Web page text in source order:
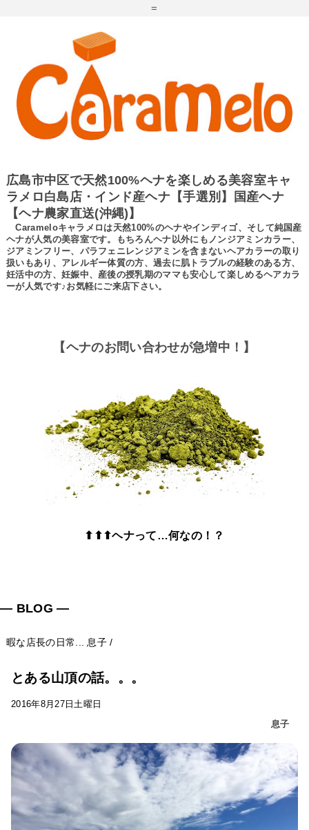
=
広島市中区で天然100%ヘナを楽しめる美容室キャ
ラメロ白島店・インド産ヘナ【手選別】国産ヘナ
【ヘナ農家直送(沖縄)】
Carameloキャラメロは天然100%のヘナやインディゴ、そして純国産
ヘナが人気の美容室です。もちろんヘナ以外にもノンジアミンカラー、
ジアミンフリー、パラフェニレンジアミンを含まないヘアカラーの取り
扱いもあり、アレルギー体質の方、過去に肌トラブルの経験のある方、
妊活中の方、妊娠中、産後の授乳期のママも安心して楽しめるヘアカラ
ーが人気です♪お気軽にご来店下さい。
【ヘナのお問い合わせが急増中！】
⬆⬆⬆ヘナって…何なの！？
― BLOG ―
暇な店長の日常... 息子 /
とある山頂の話。。。
2016年8月27日土曜日
息子